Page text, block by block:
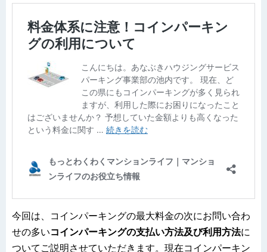
今回は、コインパーキングの最大料金の次にお問い合わ
せの多いコインパーキングの支払い方法及び利用方法に
ついてご説明させていただきます。現在コインパーキン